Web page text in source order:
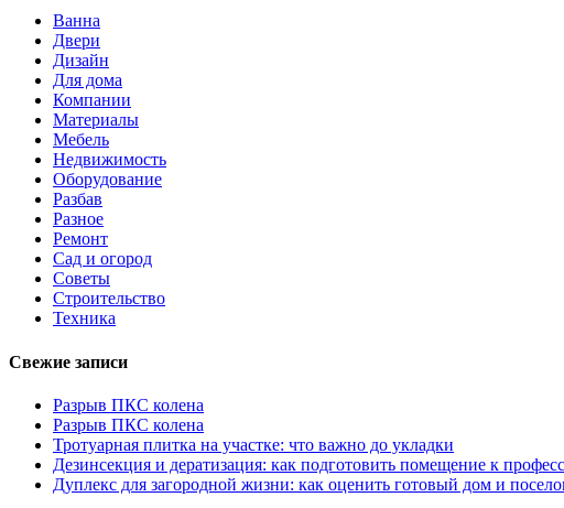
Ванна
Двери
Дизайн
Для дома
Компании
Материалы
Мебель
Недвижимость
Оборудование
Разбав
Разное
Ремонт
Сад и огород
Советы
Строительство
Техника
Свежие записи
Разрыв ПКС колена
Разрыв ПКС колена
Тротуарная плитка на участке: что важно до укладки
Дезинсекция и дератизация: как подготовить помещение к
Дуплекс для загородной жизни: как оценить готовый дом и